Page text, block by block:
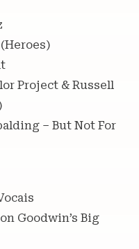
Project & Russell
– But Not For
Goodwin’s Big